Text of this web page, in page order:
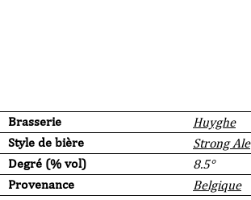
Brasserie
Huyghe
Style de bière
Strong Ale
Degré (% vol)
8.5°
Provenance
Belgique